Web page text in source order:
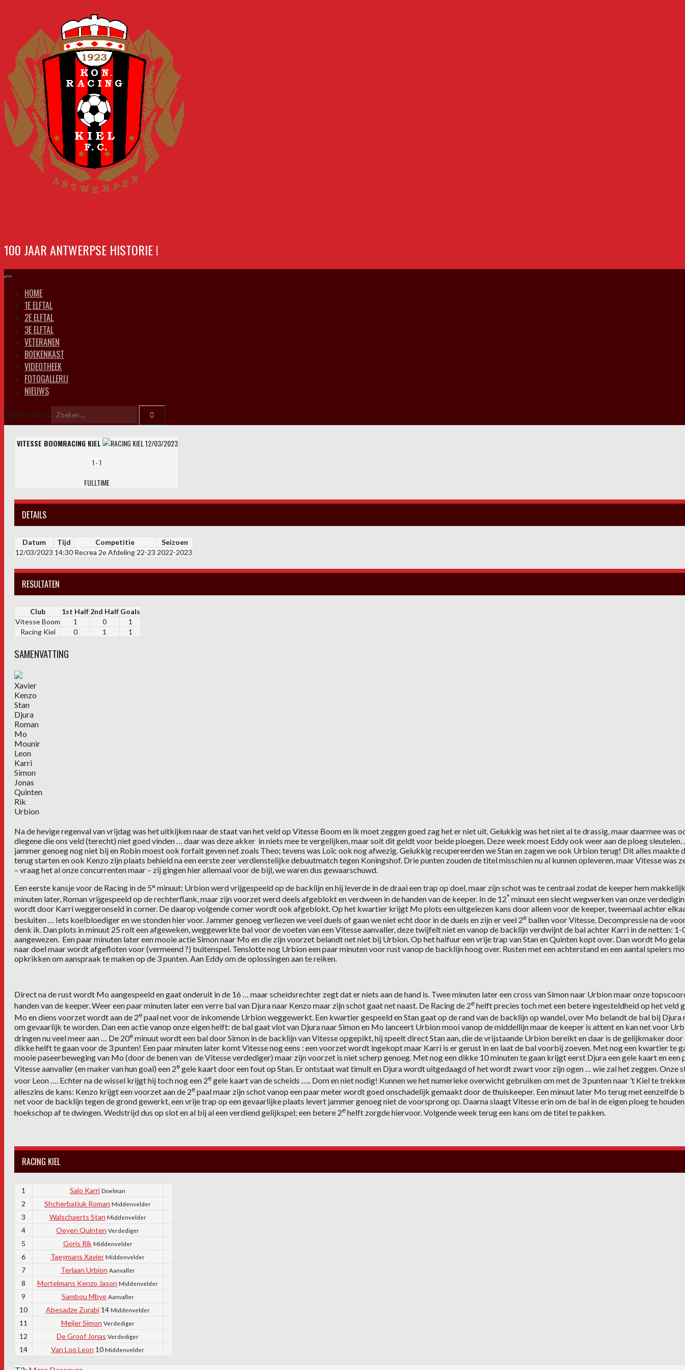
100 JAAR ANTWERPSE HISTORIE !
HOME
1E ELFTAL
2E ELFTAL
3E ELFTAL
VETERANEN
BOEKENKAST
VIDEOTHEEK
FOTOGALLERIJ
NIEUWS
Zoeken naar:
VITESSE BOOMRACING KIEL 12/03/2023
1 - 1
FULLTIME
DETAILS
Datum Tijd Competitie
Seizoen
12/03/2023 14:30 Recrea 2e Afdeling 22-23 2022-2023
RESULTATEN
Club 1st Half 2nd Half Goals
Vitesse Boom
1 0
1
Racing Kiel
0 1 1
SAMENVATTING
Xavier
Kenzo
Stan
Djura
Roman
Mo
Mounir
Leon
Karri
Simon
Jonas
Quinten
Rik
Urbion
Na de hevige regenval van vrijdag was het uitkijken naar de staat van het veld op Vitesse Boom en ik moet zeggen goed zag het er niet uit. Gelukkig was het niet al te drassig, maar daarmee was
diegene die ons veld (terecht) niet goed vinden … daar was deze akker in niets mee te vergelijken, maar soit dit geldt voor beide ploegen. Deze week moest Eddy ook weer aan de ploeg sleutelen.
jammer genoeg nog niet bij en Robin moest ook forfait geven net zoals Theo; tevens was Loïc ook nog afwezig. Gelukkig recupereerden we Stan en zagen we ook Urbion terug! Dit alles maakte
terug starten en ook Kenzo zijn plaats behield na een eerste zeer verdienstelijke debuutmatch tegen Koningshof. Drie punten zouden de titel misschien nu al kunnen opleveren, maar Vitesse was
– vraag het al onze concurrenten maar – zij gingen hier allemaal voor de bijl, we waren dus gewaarschuwd.
Een eerste kansje voor de Racing in de 5° minuut: Urbion werd vrijgespeeld op de backlijn en hij leverde in de draai een trap op doel, maar zijn schot was te centraal zodat de keeper hem
minuten later, Roman vrijgespeeld op de rechterflank, maar zijn voorzet werd deels afgeblokt en verdween in de handen van de keeper. In de 12° minuut een slecht wegwerken van onze
wordt door Karri weggeronseld in corner. De daarop volgende corner wordt ook afgeblokt. Op het kwartier krijgt Mo plots een uitgelezen kans door alleen voor de keeper, tweemaal achter
besluiten … Iets koelbloediger en we stonden hier voor. Jammer genoeg verliezen we veel duels of gaan we niet echt door in de duels en zijn er veel 2e ballen voor Vitesse. Decompressie na de
denk ik. Dan plots in minuut 25 rolt een afgeweken, weggewerkte bal voor de voeten van een Vitesse aanvaller, deze twijfelt niet en vanop de backlijn verdwijnt de bal achter Karri in de netten: 1-
aangewezen. Een paar minuten later een mooie actie Simon naar Mo en die zijn voorzet belandt net niet bij Urbion. Op het halfuur een vrije trap van Stan en Quinten kopt over. Dan wordt Mo
naar doel maar wordt afgefloten voor (vermeend ?) buitenspel. Tenslotte nog Urbion een paar minuten voor rust vanop de backlijn hoog over. Rusten met een achterstand en een aantal spelers
opkrikken om aanspraak te maken op de 3 punten. Aan Eddy om de oplossingen aan te reiken.
Direct na de rust wordt Mo aangespeeld en gaat onderuit in de 16 … maar scheidsrechter zegt dat er niets aan de hand is. Twee minuten later een cross van Simon naar Urbion maar onze
handen van de keeper. Weer een paar minuten later een verre bal van Djura naar Kenzo maar zijn schot gaat net naast. De Racing de 2ehelft precies toch met een betere ingesteldheid op het veld
Mo en diens voorzet wordt aan de 2epaal net voor de inkomende Urbion weggewerkt. Een kwartier gespeeld en Stan gaat op de rand van de backlijn op wandel, over Mo belandt de bal bij Djura
om gevaarlijk te worden. Dan een actie vanop onze eigen helft: de bal gaat vlot van Djura naar Simon en Mo lanceert Urbion mooi vanop de middellijn maar de keeper is attent en kan net voor
dringen nu veel meer aan … De 20eminuut wordt een bal door Simon in de backlijn van Vitesse opgepikt, hij speelt direct Stan aan, die de vrijstaande Urbion bereikt en daar is de gelijkmaker
dikke helft te gaan voor de 3 punten! Een paar minuten later komt Vitesse nog eens : een voorzet wordt ingekopt maar Karri is er gerust in en laat de bal voorbij zoeven. Met nog een kwartier te
mooie paseerbeweging van Mo (door de benen van de Vitesse verdediger) maar zijn voorzet is niet scherp genoeg. Met nog een dikke 10 minuten te gaan krijgt eerst Djura een gele kaart en
Vitesse aanvaller (en maker van hun goal) een 2egele kaart door een fout op Stan. Er ontstaat wat timult en Djura wordt uitgedaagd of het wordt zwart voor zijn ogen … wie zal het zeggen. Onze
voor Leon …. Echter na de wissel krijgt hij toch nog een 2egele kaart van de scheids ….. Dom en niet nodig! Kunnen we het numerieke overwicht gebruiken om met de 3 punten naar ’t Kiel te
alleszins de kans: Kenzo krijgt een voorzet aan de 2epaal maar zijn schot vanop een paar meter wordt goed onschadelijk gemaakt door de thuiskeeper. Een minuut later Mo terug met eenzelfde
net voor de backlijn tegen de grond gewerkt, een vrije trap op een gevaarlijke plaats levert jammer genoeg niet de voorsprong op. Daarna slaagt Vitesse erin om de bal in de eigen ploeg te
hoekschop af te dwingen. Wedstrijd dus op slot en al bij al een verdiend gelijkspel; een betere 2ehelft zorgde hiervoor. Volgende week terug een kans om de titel te pakken.
RACING KIEL
1 Salo Karri Doelman
2 Shcherbatiuk Roman Middenvelder
3 Walschaerts Stan Middenvelder
4 Oeyen Quinten Verdediger
5 Goris Rik Middenvelder
6 Taeymans Xavier Middenvelder
7 Terlaan Urbion Aanvaller
8 Mortelmans Kenzo Jason Middenvelder
9 Sambou Mbye Aanvaller
10 Abesadze Zurabi 14 Middenvelder
11 Meijer Simon Verdediger
12 De Groof Jonas Verdediger
14 Van Loo Leon 10 Middenvelder